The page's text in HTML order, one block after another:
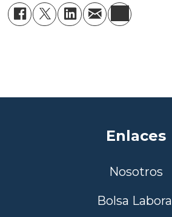
Enlaces
Nosotros
Bolsa Laboral